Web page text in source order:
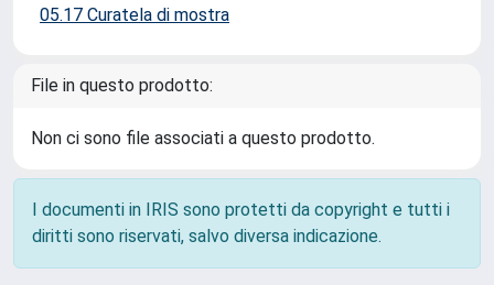
05.17 Curatela di mostra
File in questo prodotto:
Non ci sono file associati a questo prodotto.
I documenti in IRIS sono protetti da copyright e tutti i
diritti sono riservati, salvo diversa indicazione.